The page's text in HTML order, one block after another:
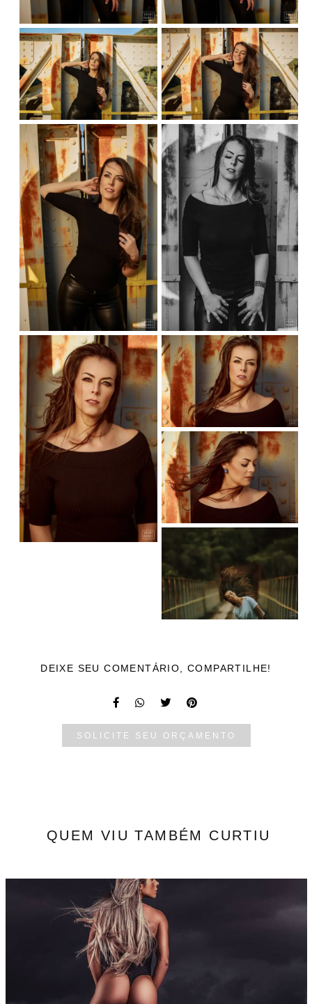
DEIXE SEU COMENTÁRIO, COMPARTILHE!
SOLICITE SEU ORÇAMENTO
QUEM VIU TAMBÉM CURTIU